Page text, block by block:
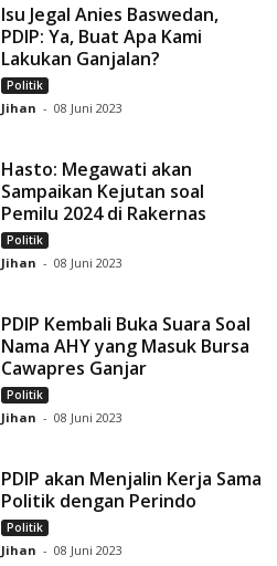
Isu Jegal Anies Baswedan,
PDIP: Ya, Buat Apa Kami
Lakukan Ganjalan?
Politik
Jihan - 08 Juni 2023
Hasto: Megawati akan
Sampaikan Kejutan soal
Pemilu 2024 di Rakernas
Politik
Jihan - 08 Juni 2023
PDIP Kembali Buka Suara Soal
Nama AHY yang Masuk Bursa
Cawapres Ganjar
Politik
Jihan - 08 Juni 2023
PDIP akan Menjalin Kerja Sama
Politik dengan Perindo
Politik
Jihan - 08 Juni 2023